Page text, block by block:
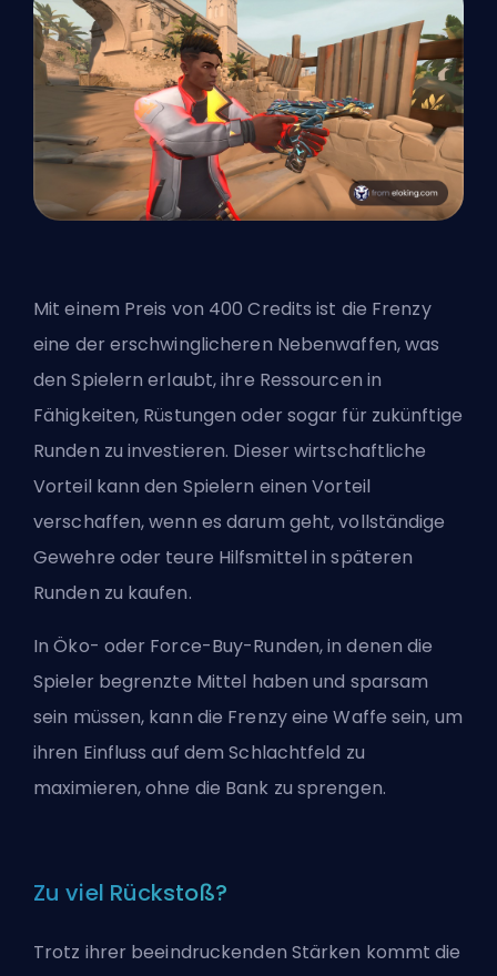
Mit einem Preis von 400 Credits ist die Frenzy
eine der erschwinglicheren Nebenwaffen, was
den Spielern erlaubt, ihre Ressourcen in
Fähigkeiten, Rüstungen oder sogar für zukünftige
Runden zu investieren. Dieser wirtschaftliche
Vorteil kann den Spielern einen Vorteil
verschaffen, wenn es darum geht, vollständige
Gewehre oder teure Hilfsmittel in späteren
Runden zu kaufen.
In Öko- oder Force-Buy-Runden, in denen die
Spieler begrenzte Mittel haben und sparsam
sein müssen, kann die Frenzy eine Waffe sein, um
ihren Einfluss auf dem Schlachtfeld zu
maximieren, ohne die Bank zu sprengen.
Zu viel Rückstoß?
Trotz ihrer beeindruckenden Stärken kommt die